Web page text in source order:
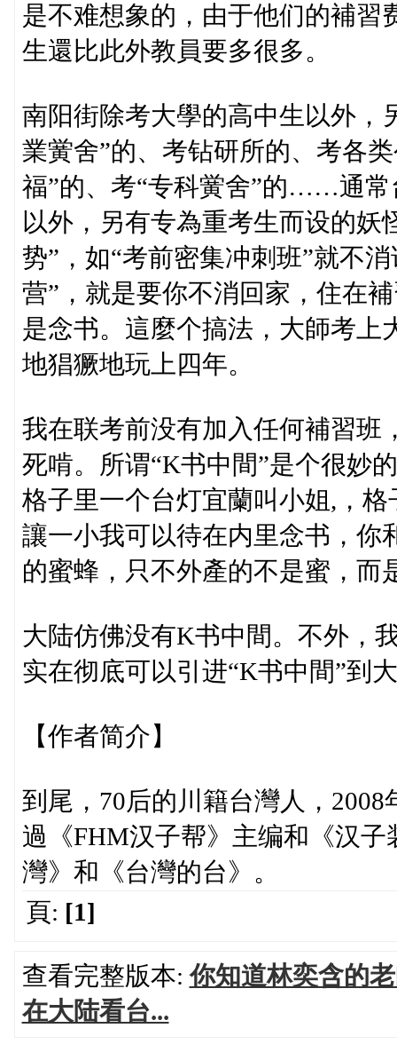
是不难想象的，由于他们的補習
生還比此外教員要多很多。
南阳街除考大學的高中生以外，
業黉舍”的、考钻研所的、考各
福”的、考“专科黉舍”的……通常
以外，另有专為重考生而设的妖
势”，如“考前密集冲刺班”就不
营”，就是要你不消回家，住在
是念书。這麼个搞法，大師考上
地猖獗地玩上四年。
我在联考前没有加入任何補習班
死啃。所谓“K书中間”是个很妙
格子里一个台灯宜蘭叫小姐,，
讓一小我可以待在内里念书，你
的蜜蜂，只不外產的不是蜜，而
大陆仿佛没有K书中間。不外，
实在彻底可以引进“K书中間”到
【作者简介】
到尾，70后的川籍台灣人，
過《FHM汉子帮》主编和《汉
灣》和《台灣的台》。
頁: [1]
查看完整版本:你知道林奕含的
在大陆看台...